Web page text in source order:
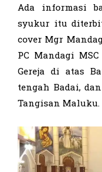
Ada informasi
syukur itu
cover Mgr
PC Mandagi
Gereja di atas
tengah Badai,
Tangisan Maluku.